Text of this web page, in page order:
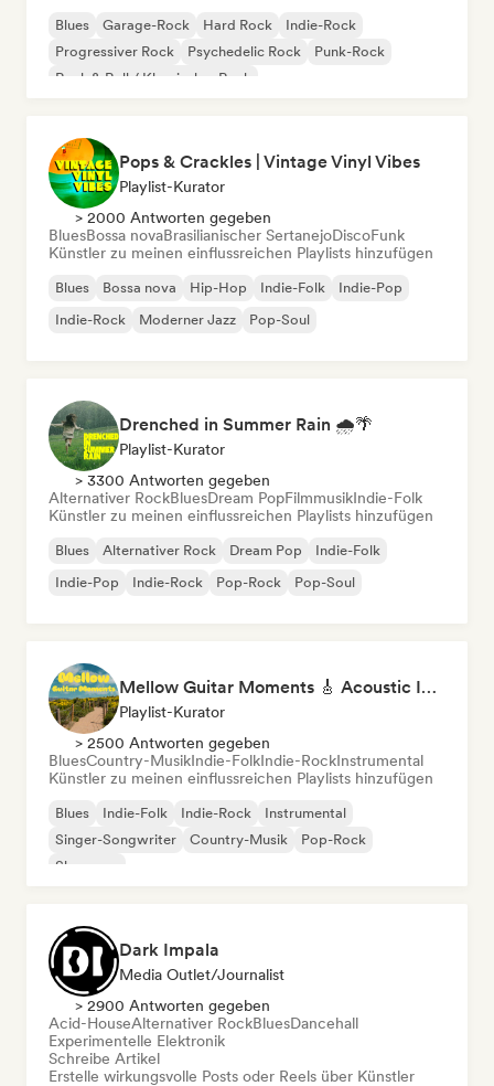
Blues Garage-Rock Hard Rock
Indie-Rock
Progressiver Rock
Psychedelic Rock
Punk-Rock
Rock & Roll / Klassischer Rock
Pops & Crackles | Vintage Vinyl Vibes
Playlist-Kurator
> 2000 Antworten gegeben
BluesBossa novaBrasilianischer SertanejoDiscoFunk
Künstler zu meinen einflussreichen Playlists hinzufügen
Blues Bossa nova Hip-Hop Indie-Folk
Indie-Pop
Indie-Rock
Moderner Jazz Pop-Soul
Drenched in Summer Rain 🌧️🌴
Playlist-Kurator
> 3300 Antworten gegeben
Alternativer RockBluesDream PopFilmmusikIndie-Folk
Künstler zu meinen einflussreichen Playlists hinzufügen
Blues Alternativer Rock Dream Pop
Indie-Folk
Indie-Pop
Indie-Rock Pop-Rock Pop-Soul
Mellow Guitar Moments 🎸 Acoustic Indie Folk & Singer-Songwriter
Playlist-Kurator
> 2500 Antworten gegeben
BluesCountry-MusikIndie-FolkIndie-RockInstrumental
Künstler zu meinen einflussreichen Playlists hinzufügen
Blues Indie-Folk Indie-Rock
Instrumental
Singer-Songwriter
Country-Musik
Pop-Rock
Shoegaze
Dark Impala
Media Outlet/Journalist
> 2900 Antworten gegeben
Acid-HouseAlternativer RockBluesDancehall
Experimentelle Elektronik
Schreibe Artikel
Erstelle wirkungsvolle Posts oder Reels über Künstler